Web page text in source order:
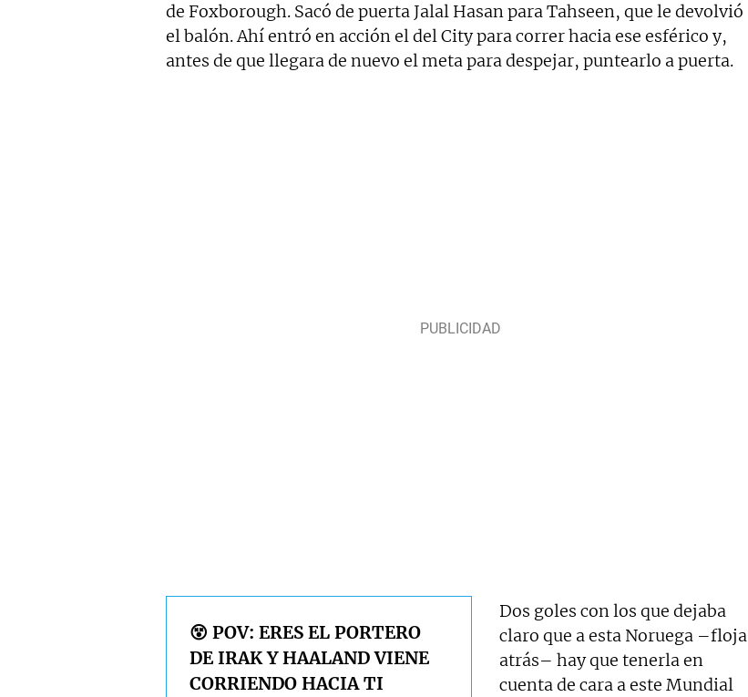
de Foxborough. Sacó de puerta Jalal Hasan para Tahseen, que le devolvió
el balón. Ahí entró en acción el del City para correr hacia ese esférico y,
antes de que llegara de nuevo el meta para despejar, puntearlo a puerta.
😵 POV: ERES EL PORTERO
DE IRAK Y HAALAND VIENE
CORRIENDO HACIA TI
Dos goles con los que dejaba
claro que a esta Noruega –floja
atrás– hay que tenerla en
cuenta de cara a este Mundial